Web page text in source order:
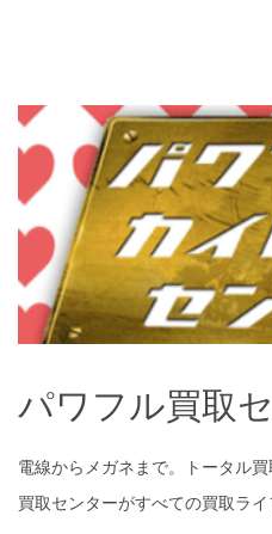
パワフル買
パワフル買取
電線からメガネまで。トータル
買取センターがすべての買取ライ